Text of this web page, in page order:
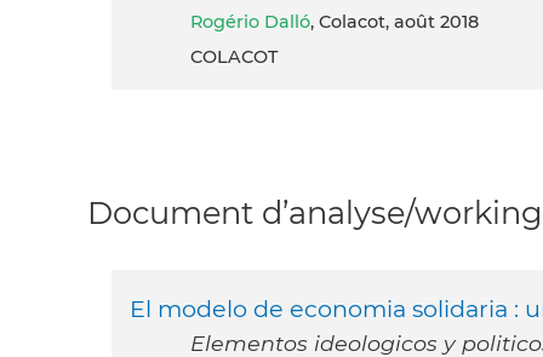
Rogério Dalló, Colacot, août 2018
COLACOT
Document d’analyse/
El modelo de economia solidaria :
Elementos ideologicos y